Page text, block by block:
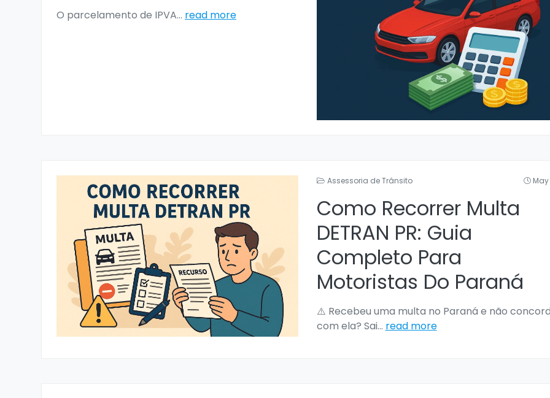
O parcelamento de IPVA... read more
Assessoria de Trânsito May
Como Recorrer Multa
DETRAN PR: Guia
Completo Para
Motoristas Do Paraná
⚠️ Recebeu uma multa no Paraná e não
com ela? Sai... read more